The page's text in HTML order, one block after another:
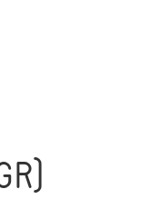
(GR) ΔΕΙΤΕ ΑΚΟΜΑ